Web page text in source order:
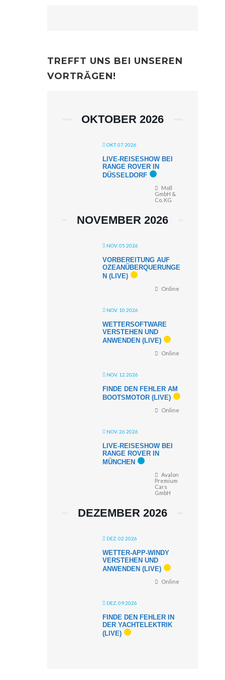
TREFFT UNS BEI UNSEREN
VORTRÄGEN!
OKTOBER 2026
OKT. 07 2026
LIVE-REISESHOW BEI
RANGE ROVER IN
DÜSSELDORF
Moll
GmbH &
Co. KG
NOVEMBER 2026
NOV. 05 2026
VORBEREITUNG AUF
OZEANÜBERQUERUNGE
N (LIVE)
Online
NOV. 10 2026
WETTERSOFTWARE
VERSTEHEN UND
ANWENDEN (LIVE)
Online
NOV. 12 2026
FINDE DEN FEHLER AM
BOOTSMOTOR (LIVE)
Online
NOV. 26 2026
LIVE-REISESHOW BEI
RANGE ROVER IN
MÜNCHEN
Avalon
Premium
Cars
GmbH
DEZEMBER 2026
DEZ. 02 2026
WETTER-APP-WINDY
VERSTEHEN UND
ANWENDEN (LIVE)
Online
DEZ. 09 2026
FINDE DEN FEHLER IN
DER YACHTELEKTRIK
(LIVE)